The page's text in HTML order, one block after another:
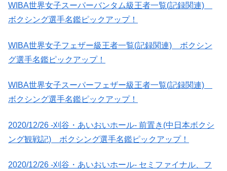
WIBA世界女子スーパーバンタム級王者一覧(記録関連)
ボクシング選手名鑑ピックアップ！
WIBA世界女子フェザー級王者一覧(記録関連) ボクシン
グ選手名鑑ピックアップ！
WIBA世界女子スーパーフェザー級王者一覧(記録関連)
ボクシング選手名鑑ピックアップ！
2020/12/26 -刈谷・あいおいホール- 前置き(中日本ボクシ
ング観戦記) ボクシング選手名鑑ピックアップ！
2020/12/26 -刈谷・あいおいホール- セミファイナル、フ